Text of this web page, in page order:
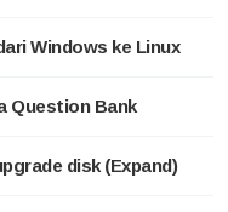
Windows ke Linux
Question Bank
disk (Expand)